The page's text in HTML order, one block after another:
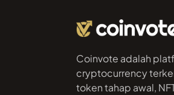
Coinvote adalah
cryptocurrency
token tahap awal,